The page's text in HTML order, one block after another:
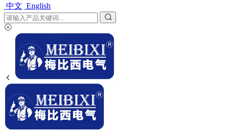
中文 English